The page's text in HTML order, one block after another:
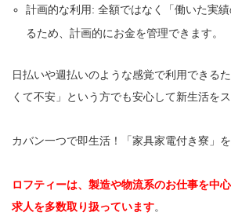
計画的な利用: 全額ではなく「働いた実
るため、計画的にお金を管理できます。
日払いや週払いのような感覚で利用できる
くて不安」という方でも安心して新生活を
カバン一つで即生活！「家具家電付き寮」
ロフティーは、製造や物流系のお仕事を中
求人を多数取り扱っています。